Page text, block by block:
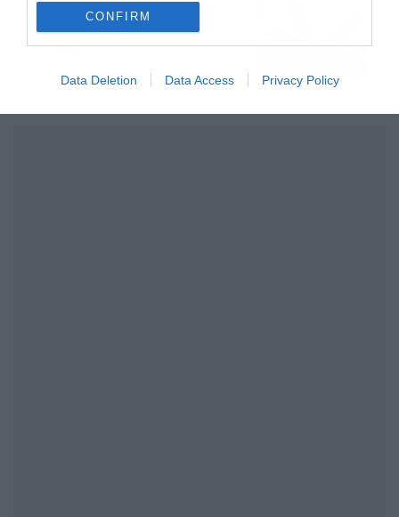
CONFIRM
Data Deletion Data Access Privacy Policy
Εορτολόγιο 6-8: Ποιοι
γιορτάζουν σήμερα; Χρόνια
Πολλά…
06/08/2026 08:05